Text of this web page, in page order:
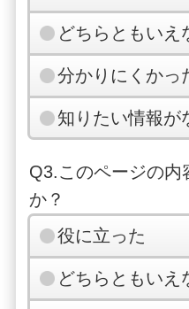
どちらともいえ
分かりにくかっ
知りたい情報が
Q3.このページの内
か？
役に立った
どちらともいえ